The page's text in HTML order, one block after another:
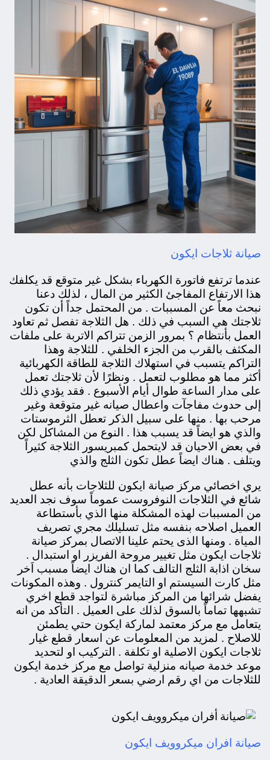
صيانة ثلاجات ايكون
عندما ترتفع فاتورة الكهرباء بشكل غير متوقع قد يكلفك
هذا الارتفاع المفاجئ الكثير من المال ، لذلك دعنا
نبحث معاً عن المسببات . من المحتمل جداً أن تكون
ثلاجتك هي السبب في ذلك . هل الثلاجة تفصل ثم تعاود
العمل بأنتظام ؟ بمرور الزمن تتراكم الاتربة على ملفات
المكثف بالقرب من الجزء الخلفي . للثلاجة وهذا
التراكم يتسبب في استهلاك الثلاجة للطاقة الكهربائية
أكثر مما هو مطلوب لتعمل . ونظرًا لأن ثلاجتك تعمل
على مدار الساعة طوال أيام الأسبوع . فقد يؤدي ذلك
إلى حدوث مفاجآت واعطال صيانه غير متوقعة وغير
مرحب بها . منها على سبيل الذكر تعطل الثرموستات
والذي هو ايضاً قد يسبب هذا . النوع من المشاكل لكن
في بعض الاحيان قد لايتحمل كمبريسور الثلاجة كثيراً
ويتلف . هناك ايضاً عطل تكون الثلج والذي
يري اخصائي مركز صيانة ايكون للثلاجات بأنه عطل
شائع في الثلاجات النوفروست عموماً سوف نجد العديد
من المسببات لهذه المشكلة منها الذي بأستطاعة
العميل اصلاحه بنفسه مثل تسليلك مجري تصريف
المياة . ومنها الذى يحتم علينا الاتصال بمركز صيانة
ثلاجات ايكون مثل تغيير مروحة الفريزر او استبدال .
سخان اذابة الثلج التالف كما ان هناك ايضاً مسبب اَخر
مثل كارت السيستم او التايمر كنترول . وهذه المكونات
يفضل شرائها من المركز مباشرة لتواجد قطع اخري
تشبهها تماماً بالسوق لذلك على العميل . التأكد من انه
يتعامل مع مركز معتمد لماركة ايكون حتي يطمئن
للاصلاح . لمزيد من المعلومات عن اسعار قطع غيار
ثلاجات ايكون الاصلية او تكلفة . التركيب او لتحديد
موعد خدمة صيانه منزلية تواصل مع مركز خدمة ايكون
للثلاجات من اي رقم ارضي بسعر الدقيقة العادية .
صيانة افران ميكروويف ايكون